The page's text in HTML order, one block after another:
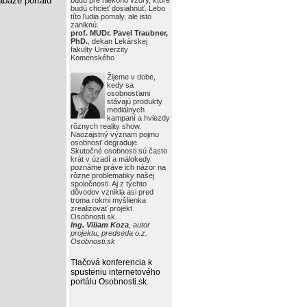
budú chcieť dosiahnuť. Lebo
títo ľudia pomaly, ale isto
zaniknú.
prof. MUDr. Pavel Traubner,
PhD. , dekan Lekárskej
fakulty Univerzity
Komenského
Žijeme v dobe,
kedy sa
osobnosťami
stávajú produkty
mediálnych
kampaní a hviezdy
rôznych reality show.
Naozajstný význam pojmu
osobnosť degraduje.
Skutočné osobnosti sú často
krát v úzadí a málokedy
poznáme práve ich názor na
rôzne problematiky našej
spoločnosti. Aj z týchto
dôvodov vznikla asi pred
troma rokmi myšlienka
zrealizovať projekt
Osobnosti.sk.
Ing. Viliam Koza , autor
projektu, predseda o.z.
Osobnosti.sk
Tlačová konferencia k
spusteniu internetového
portálu Osobnosti.sk